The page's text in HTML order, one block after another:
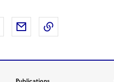
sur X
Partager sur LinkedIn
Partager par email